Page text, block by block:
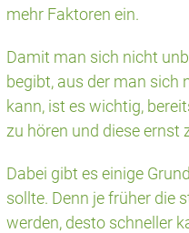
mehr Faktoren ein.
Damit man sich nicht
begibt, aus der man sich
kann, ist es wichtig,
zu hören und diese ernst
Dabei gibt es einige
sollte. Denn je früher die
werden, desto schneller